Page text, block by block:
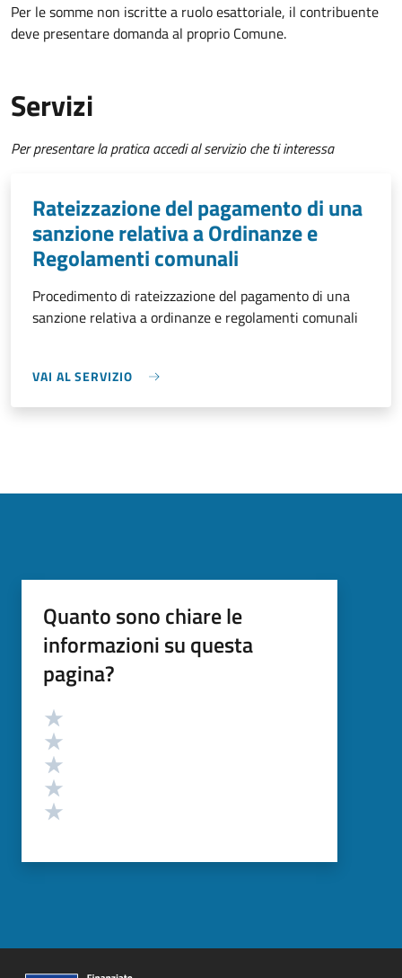
Per le somme non iscritte a ruolo esattoriale, il contribuente
deve presentare domanda al proprio Comune.
Servizi
Per presentare la pratica accedi al servizio che ti interessa
Rateizzazione del pagamento di una
sanzione relativa a Ordinanze e
Regolamenti comunali
Procedimento di rateizzazione del pagamento di una
sanzione relativa a ordinanze e regolamenti comunali
VAI AL SERVIZIO
Quanto sono chiare le
informazioni su questa
pagina?
Valutazione